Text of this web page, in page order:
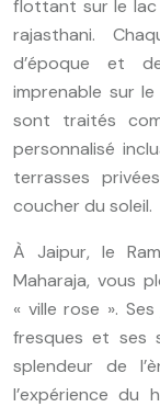
flottant sur le lac
rajasthani.
d’époque et
imprenable sur
sont traités
personnalisé
terrasses
coucher du soleil.
À Jaipur, le
Maharaja, vous
« ville rose ».
fresques et ses
splendeur de
l’expérience du